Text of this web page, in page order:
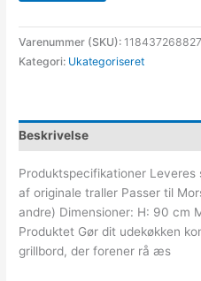
Varenummer (SKU):
Kategori: Ukategoriseret
Beskrivelse
Produktspecifikationer
af originale traller Passer til
andre) Dimensioner: H: 90 cm
Produktet Gør dit udekøkken
grillbord, der forener rå æs